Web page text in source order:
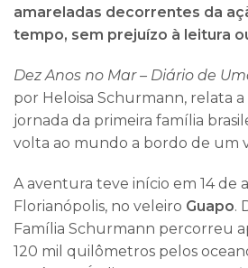
amareladas decorrentes da
tempo, sem prejuízo à leitura
Dez Anos no Mar – Diário de
por Heloisa Schurmann, relata
jornada da primeira família
volta ao mundo a bordo de um
A aventura teve início em 14 de
Florianópolis, no veleiro Guapo.
Família Schurmann percorreu
120 mil quilômetros pelos